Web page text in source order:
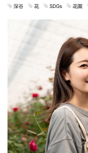
深谷 花 SDGs 花園